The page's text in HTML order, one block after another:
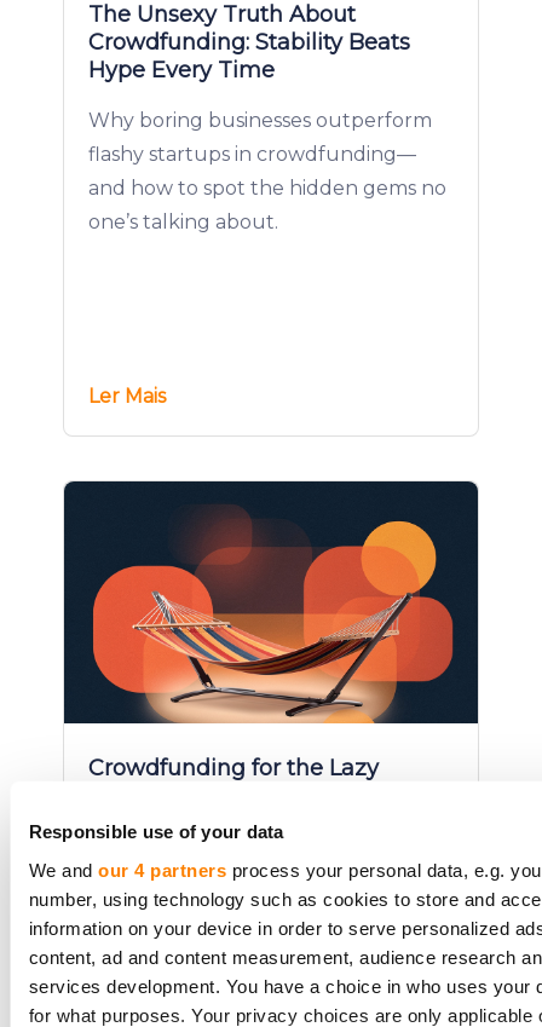
Responsible use of your data
We and our 4 partnersprocess your personal data, e.g.
number, using technology such as cookies to store and
information on your device in order to serve personalized
content, ad and content measurement, audience research
services development. You have a choice in who uses your
for what purposes. Your privacy choices are only applicable
The Unsexy Truth About
Crowdfunding: Stability Beats
Hype Every Time
Why boring businesses outperform
flashy startups in crowdfunding—
and how to spot the hidden gems no
one’s talking about.
Ler Mais
Crowdfunding for the Lazy
Without the Headache
A no-effort guide to crowdfunding
for those who want returns without
the research overload. Perfect for
busy professionals or passive
investors.